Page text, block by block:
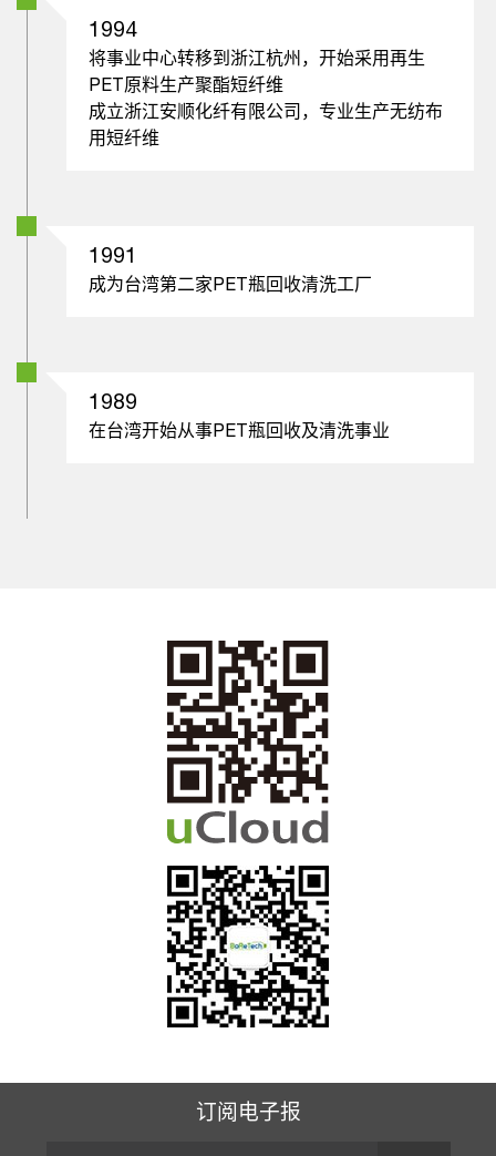
1994
将事业中心转移到浙江杭州，开始采用再生
PET原料生产聚酯短纤维
成立浙江安顺化纤有限公司，专业生产无纺布
用短纤维
1991
成为台湾第二家PET瓶回收清洗工厂
1989
在台湾开始从事PET瓶回收及清洗事业
订阅电子报